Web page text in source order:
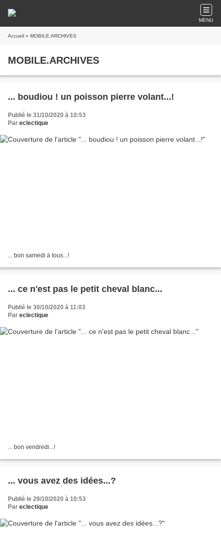
MENU
Accueil » MOBILE.ARCHIVES
MOBILE.ARCHIVES
... boudiou ! un poisson pierre volant...!
Publié le 31/10/2020 à 10:53
Par eclectique
... bon samedi à tous...!
... ce n'est pas le petit cheval blanc...
Publié le 30/10/2020 à 11:03
Par eclectique
... bon vendredi...!
... vous avez des idées...?
Publié le 29/10/2020 à 10:53
Par eclectique